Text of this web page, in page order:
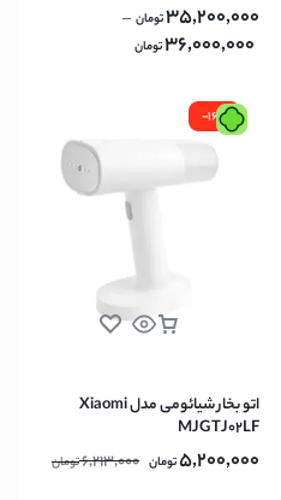
35,200,000تومان –
36,000,000تومان
-16%
اتو بخار شیائومی مدل Xiaomi
MJGTJ02LF
5,200,000تومان 6,213,000تومان